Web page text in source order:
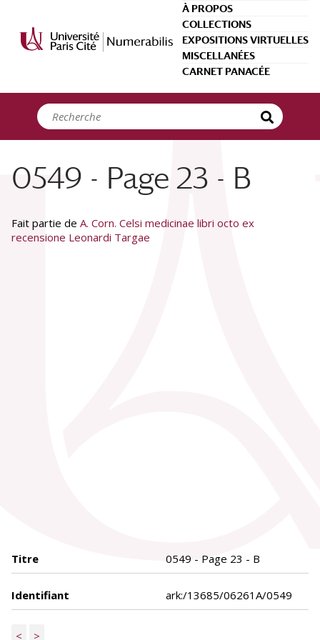
À PROPOS
COLLECTIONS
EXPOSITIONS VIRTUELLES
MISCELLANÉES
CARNET PANACÉE
0549 - Page 23 - B
Fait partie de A. Corn. Celsi medicinae libri octo ex
recensione Leonardi Targae
Titre 0549 - Page 23 - B
Identifiant ark:/13685/06261A/0549
< >